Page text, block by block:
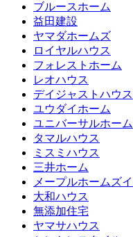
ブルースホーム
益田建設
ヤマダホームズ
ロイヤルハウス
フォレストホーム
レオハウス
デイジャストハウス
ユウダイホーム
ユニバーサルホーム
タマルハウス
ミスミハウス
三井ホーム
メープルホームズ
大和ハウス
無添加住宅
ヤマサハウス